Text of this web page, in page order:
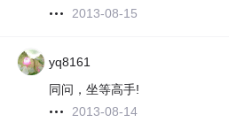
2013-08-15
yq8161
同问，坐等高手!
2013-08-14